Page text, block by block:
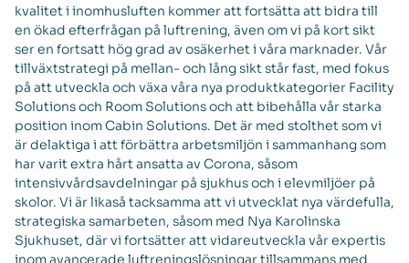
kvalitet i inomhusluften kommer att fortsätta att bidra till
en ökad efterfrågan på luftrening, även om vi på kort sikt
ser en fortsatt hög grad av osäkerhet i våra marknader. Vår
tillväxtstrategi på mellan- och lång sikt står fast, med fokus
på att utveckla och växa våra nya produktkategorier Facility
Solutions och Room Solutions och att bibehålla vår starka
position inom Cabin Solutions. Det är med stolthet som vi
är delaktiga i att förbättra arbetsmiljön i sammanhang som
har varit extra hårt ansatta av Corona, såsom
intensivvårdsavdelningar på sjukhus och i elevmiljöer på
skolor. Vi är likaså tacksamma att vi utvecklat nya värdefulla,
strategiska samarbeten, såsom med Nya Karolinska
Sjukhuset, där vi fortsätter att vidareutveckla vår expertis
inom avancerade luftreningslösningar tillsammans med